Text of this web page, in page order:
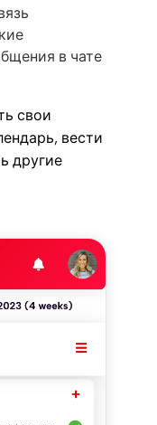
в чате
свои
вести
другие